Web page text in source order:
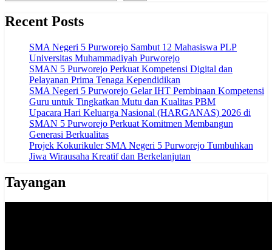
Recent Posts
SMA Negeri 5 Purworejo Sambut 12 Mahasiswa PLP
Universitas Muhammadiyah Purworejo
SMAN 5 Purworejo Perkuat Kompetensi Digital dan
Pelayanan Prima Tenaga Kependidikan
SMA Negeri 5 Purworejo Gelar IHT Pembinaan Kompetensi
Guru untuk Tingkatkan Mutu dan Kualitas PBM
Upacara Hari Keluarga Nasional (HARGANAS) 2026 di
SMAN 5 Purworejo Perkuat Komitmen Membangun
Generasi Berkualitas
Projek Kokurikuler SMA Negeri 5 Purworejo Tumbuhkan
Jiwa Wirausaha Kreatif dan Berkelanjutan
Tayangan